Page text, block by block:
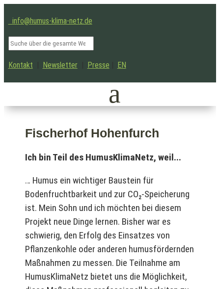
info@humus-klima-netz.de
Kontakt Newsletter| Presse EN
Fischerhof Hohenfurch
Ich bin Teil des HumusKlimaNetz, weil...
… Humus ein wichtiger Baustein für
Bodenfruchtbarkeit und zur CO₂-Speicherung
ist. Mein Sohn und ich möchten bei diesem
Projekt neue Dinge lernen. Bisher war es
schwierig, den Erfolg des Einsatzes von
Pflanzenkohle oder anderen humusfördernden
Maßnahmen zu messen. Die Teilnahme am
HumusKlimaNetz bietet uns die Möglichkeit,